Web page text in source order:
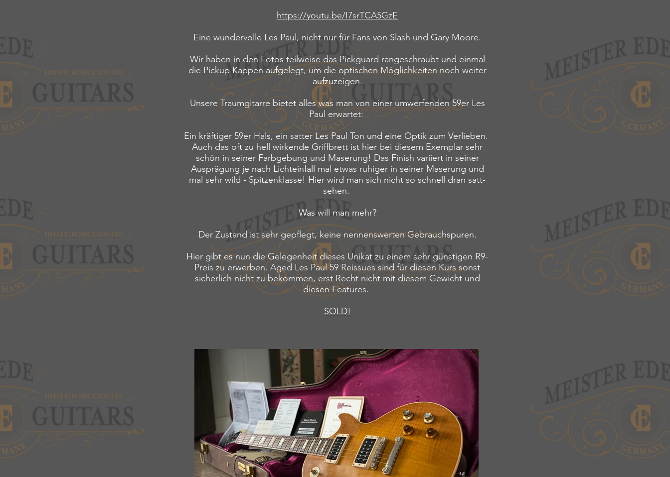
https://youtu.be/I7srTCA5GzE
Eine wundervolle Les Paul, nicht nur für Fans von Slash und Gary Moore.
Wir haben in den Fotos teilweise das Pickguard rangeschraubt und einmal
die Pickup Kappen aufgelegt, um die optischen Möglichkeiten noch weiter
aufzuzeigen.
Unsere Traumgitarre bietet alles was man von einer umwerfenden 59er Les
Paul erwartet:
Ein kräftiger 59er Hals, ein satter Les Paul Ton und eine Optik zum Verlieben.
Auch das oft zu hell wirkende Griffbrett ist hier bei diesem Exemplar sehr
schön in seiner Farbgebung und Maserung! Das Finish variiert in seiner
Ausprägung je nach Lichteinfall mal etwas ruhiger in seiner Maserung und
mal sehr wild - Spitzenklasse! Hier wird man sich nicht so schnell dran satt-
sehen.
Was will man mehr?
Der Zustand ist sehr gepflegt, keine nennenswerten Gebrauchspuren.
Hier gibt es nun die Gelegenheit dieses Unikat zu einem sehr günstigen R9-
Preis zu erwerben. Aged Les Paul 59 Reissues sind für diesen Kurs sonst
sicherlich nicht zu bekommen, erst Recht nicht mit diesem Gewicht und
diesen Features.
SOLD!